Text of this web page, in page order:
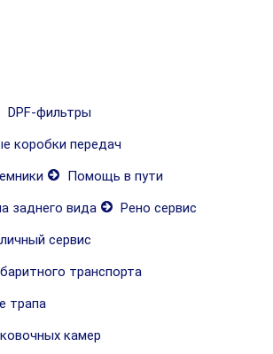
DPF-фильтры
коробки передач
Помощь в пути
заднего вида
Рено сервис
сервис
транспорта
трапа
камер